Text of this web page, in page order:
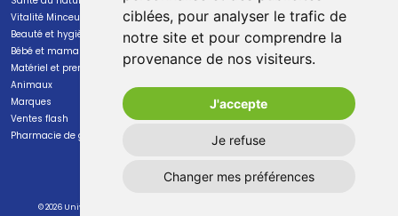
ciblées, pour analyser le trafic de
notre site et pour comprendre la
provenance de nos visiteurs.
J'accepte
Je refuse
Changer mes préférences
Vitalité Minceur Nutrition
Beauté et hygiène
Bébé et maman
Matériel et premiers soins
Animaux
Marques
Ventes flash
Pharmacie de garde
Livraison
Livraison dans un Point Relais
© 2026 Universal Pharma S.A.